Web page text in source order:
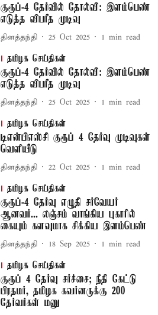
குரூப்-4 தேர்வில் தோல்வி: இளம்பெண்
எடுத்த விபரீத முடிவு
தினத்தந்தி 25 Oct 2025 1 min read
தமிழக செய்திகள்
குரூப்-4 தேர்வில் தோல்வி: இளம்பெண்
எடுத்த விபரீத முடிவு
தினத்தந்தி 25 Oct 2025 1 min read
தமிழக செய்திகள்
டிஎன்பிஎஸ்சி குரூப் 4 தேர்வு முடிவுகள்
வெளியீடு
தினத்தந்தி 22 Oct 2025 1 min read
தமிழக செய்திகள்
குரூப்-4 தேர்வு எழுதி சர்வேயர்
ஆனவர்... லஞ்சம் வாங்கிய புகாரில்
கையும் களவுமாக சிக்கிய இளம்பெண்
தினத்தந்தி 18 Sep 2025 1 min read
தமிழக செய்திகள்
குரூப் 4 தேர்வு சர்ச்சை; நீதி கேட்டு
பிரதமர், தமிழக கவர்னருக்கு 200
தேர்வர்கள் மனு